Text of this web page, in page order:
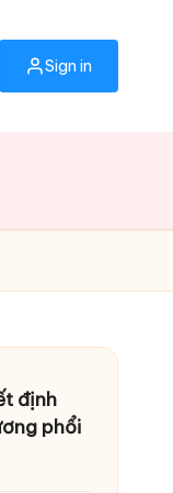
Sign in
định
phổi